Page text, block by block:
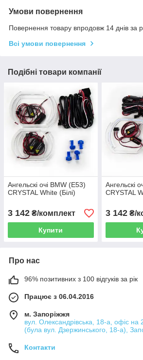
Умови повернення
Повернення товару впродовж 14 днів за
Всі умови повернення
Подібні товари компанії
Ангельскі очі BMW (E53)
CRYSTAL White (Білі)
3 142 ₴/комплект
Купити
Ангельскі
CRYSTAL
3 142₴/
Про нас
96% позитивних з 100 відгуків за рік
Працює з 06.04.2016
м. Запоріжжя
вул. Олександрівська, 18-а, офіс на
(була вул. Дзержинського, 18-а),
Контакти